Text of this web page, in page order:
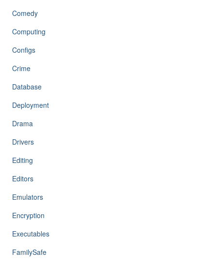
Comedy
Computing
Configs
Crime
Database
Deployment
Drama
Drivers
Editing
Editors
Emulators
Encryption
Executables
FamilySafe